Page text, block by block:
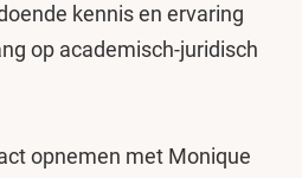
kennis en ervaring
op academisch-juridisch
opnemen met Monique